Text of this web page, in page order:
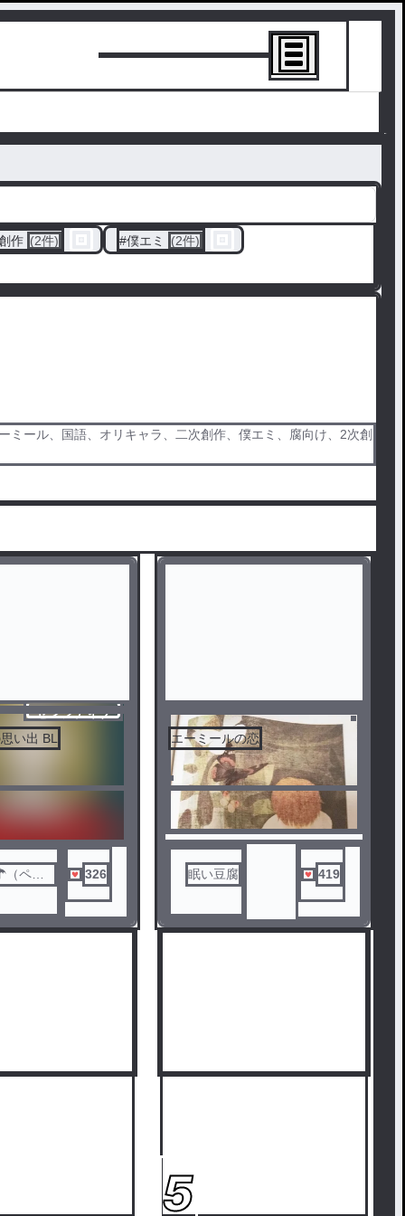
作 (2件) #僕エミ
(2件)
ール、国語、オリキャラ、二次創作、僕エミ、腐向け、2次創
センシティブ
い出 BL
ペア
326
エーミールの恋
眠い豆腐 419
5